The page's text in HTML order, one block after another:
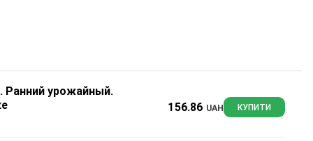
Ранний урожайный.
156.86 UAH КУПИТИ